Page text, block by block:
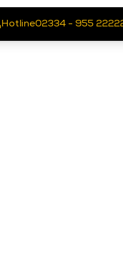
Hotline02334 - 955